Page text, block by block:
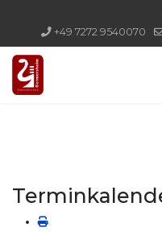
+49 7272 9540070